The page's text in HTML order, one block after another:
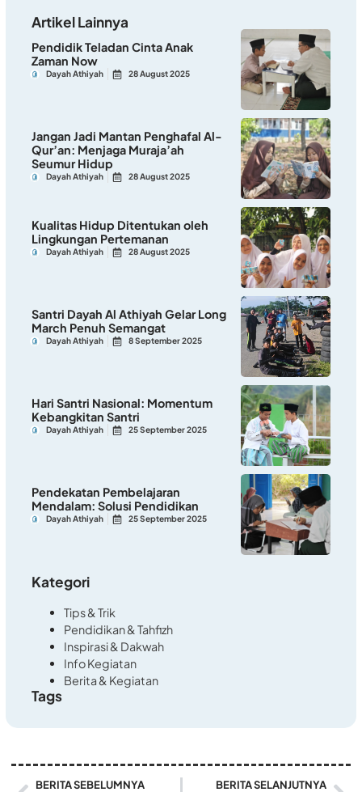
Artikel Lainnya
Pendidik Teladan Cinta Anak
Zaman Now
Dayah Athiyah 28 August 2025
Jangan Jadi Mantan Penghafal Al-
Qur’an: Menjaga Muraja’ah
Seumur Hidup
Dayah Athiyah 28 August 2025
Kualitas Hidup Ditentukan oleh
Lingkungan Pertemanan
Dayah Athiyah 28 August 2025
Santri Dayah Al Athiyah Gelar Long
March Penuh Semangat
Dayah Athiyah 8 September 2025
Hari Santri Nasional: Momentum
Kebangkitan Santri
Dayah Athiyah 25 September 2025
Pendekatan Pembelajaran
Mendalam: Solusi Pendidikan
Dayah Athiyah 25 September 2025
Kategori
Tips & Trik
Pendidikan & Tahfizh
Inspirasi & Dakwah
Info Kegiatan
Berita & Kegiatan
Tags
BERITA SEBELUMNYA BERITA SELANJUTNYA